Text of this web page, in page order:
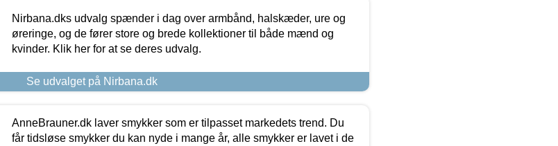
Nirbana.dks udvalg spænder i dag over armbånd, halskæder, ure og
øreringe, og de fører store og brede kollektioner til både mænd og
kvinder. Klik her for at se deres udvalg.
Se udvalget på Nirbana.dk
AnneBrauner.dk laver smykker som er tilpasset markedets trend. Du
får tidsløse smykker du kan nyde i mange år, alle smykker er lavet i de